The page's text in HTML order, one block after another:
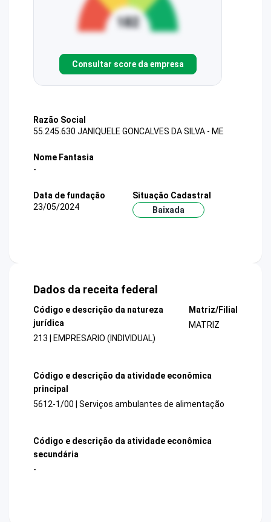
Consultar score da empresa
Razão Social
55.245.630 JANIQUELE GONCALVES DA SILVA - ME
Nome Fantasia
-
Data de fundação
23/05/2024
Situação Cadastral
Baixada
Dados da receita federal
Código e descrição da natureza
jurídica
213 | EMPRESARIO (INDIVIDUAL)
Matriz/Filial
MATRIZ
Código e descrição da atividade econômica
principal
5612-1/00 | Serviços ambulantes de alimentação
Código e descrição da atividade econômica
secundária
-